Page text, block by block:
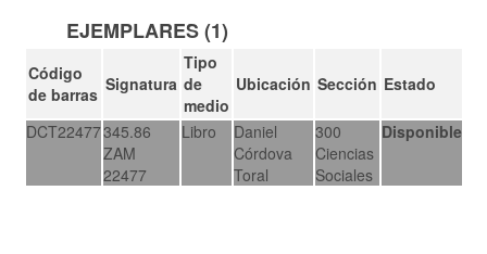
EJEMPLARES (1)
Código
de barras Signatura
Tipo
de
medio
Ubicación Sección Estado
DCT22477345.86
ZAM
22477
Libro
Daniel
Córdova
Toral
300
Ciencias
Sociales
Disponible